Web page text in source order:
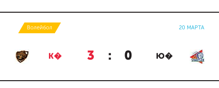
Волейбол 20 МАРТА
К� 3 : 0 Ю�